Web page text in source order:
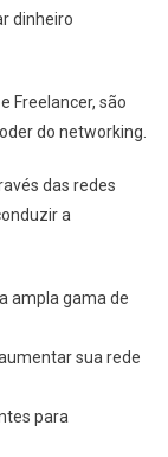
dinheiro
Freelancer, são
do networking.
das redes
a
ampla gama de
sua rede
para